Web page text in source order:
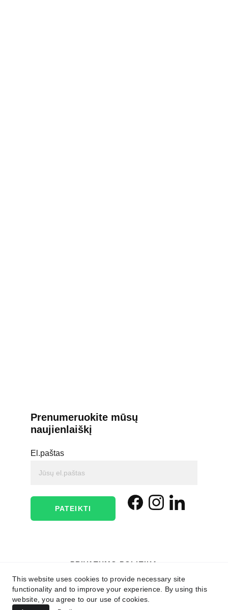
Prenumeruokite mūsų
naujienlaiškį
El.paštas
PATEIKTI
PRIVATUMO POLITIKA
PINIGŲ IR PREKIŲ GRĄŽINIMO POLITIKA
PASLAUGŲ NAUDOJIMO TAISYKLĖS
This website uses cookies to provide necessary site
functionality and to improve your experience. By using this
website, you agree to our use of cookies.